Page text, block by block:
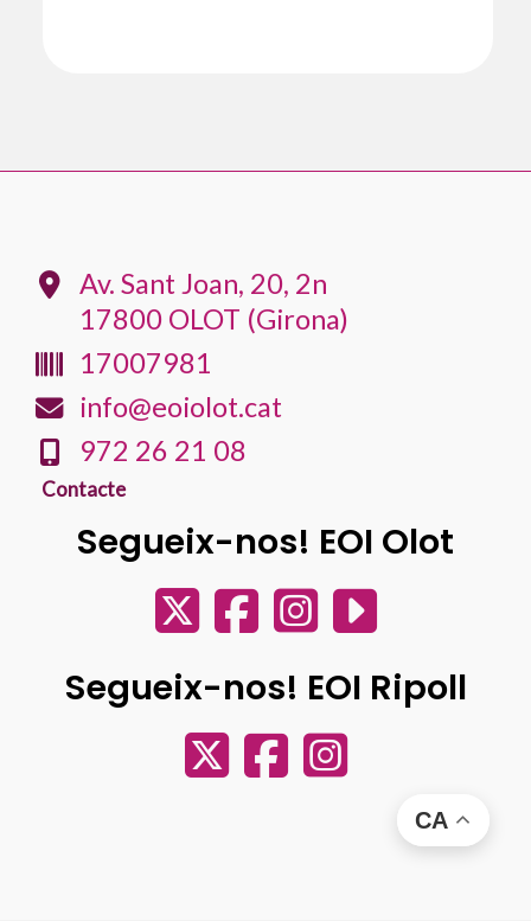
Av. Sant Joan, 20, 2n
17800 OLOT (Girona)
17007981
info@eoiolot.cat
972 26 21 08
Contacte
Segueix-nos! EOI Olot
Segueix-nos! EOI Ripoll
CA